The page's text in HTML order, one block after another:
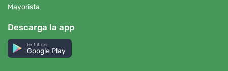
Mayorista
Descarga la app
Get it on
Google Play